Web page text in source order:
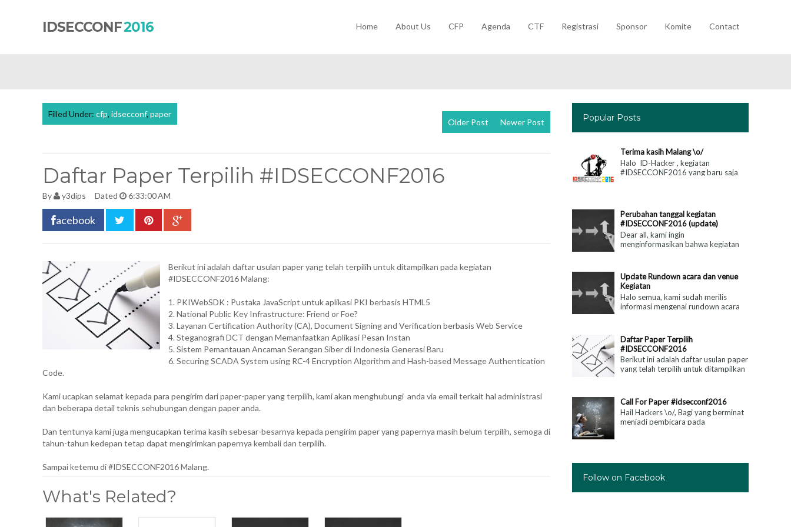
IDSECCONF2016 Home About Us CFP Agenda CTF Registrasi Sponsor Komite Contact
Filled Under: cfp, idsecconf, paper
Newer Post
Older Post
Daftar Paper Terpilih #IDSECCONF2016
By y3dips Dated 6:33:00 AM
acebook
Berikut ini adalah daftar usulan paper yang telah terpilih untuk ditampilkan pada kegiatan
#IDSECCONF2016 Malang:
1. PKIWebSDK : Pustaka JavaScript untuk aplikasi PKI berbasis HTML5
2. National Public Key Infrastructure: Friend or Foe?
3. Layanan Certification Authority (CA), Document Signing and Verification berbasis Web Service
4. Steganografi DCT dengan Memanfaatkan Aplikasi Pesan Instan
5. Sistem Pemantauan Ancaman Serangan Siber di Indonesia Generasi Baru
6. Securing SCADA System using RC-4 Encryption Algorithm and Hash-based Message Authentication
Code.
Kami ucapkan selamat kepada para pengirim dari paper-paper yang terpilih, kami akan menghubungi anda via email terkait hal administrasi
dan beberapa detail teknis sehubungan dengan paper anda.
Dan tentunya kami juga mengucapkan terima kasih sebesar-besarnya kepada pengirim paper yang papernya masih belum terpilih, semoga di
tahun-tahun kedepan tetap dapat mengirimkan papernya kembali dan terpilih.
Sampai ketemu di #IDSECCONF2016 Malang.
What's Related?
Popular Posts
Terima kasih Malang \o/
Halo ID-Hacker , kegiatan
#IDSECCONF2016 yang baru saja
Perubahan tanggal kegiatan
#IDSECCONF2016 (update)
Dear all, kami ingin
menginformasikan bahwa kegiatan
Agustus 2016 akan d...
Update Rundown acara dan venue
Kegiatan
Halo semua, kami sudah merilis
informasi mengenai rundown acara
Daftar Paper Terpilih
#IDSECCONF2016
Berikut ini adalah daftar usulan paper
yang telah terpilih untuk ditampilkan
Call For Paper #idsecconf2016
Hail Hackers \o/, Bagi yang berminat
menjadi pembicara pada
Follow on Facebook